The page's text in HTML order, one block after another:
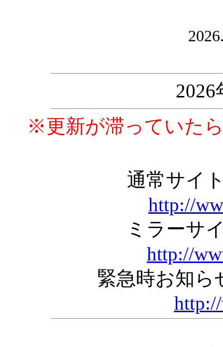
2026
※更新が滞っていた
通常サイ
http://
ミラーサ
http://
緊急時お知ら